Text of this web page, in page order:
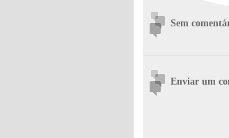
Sem
Enviar um